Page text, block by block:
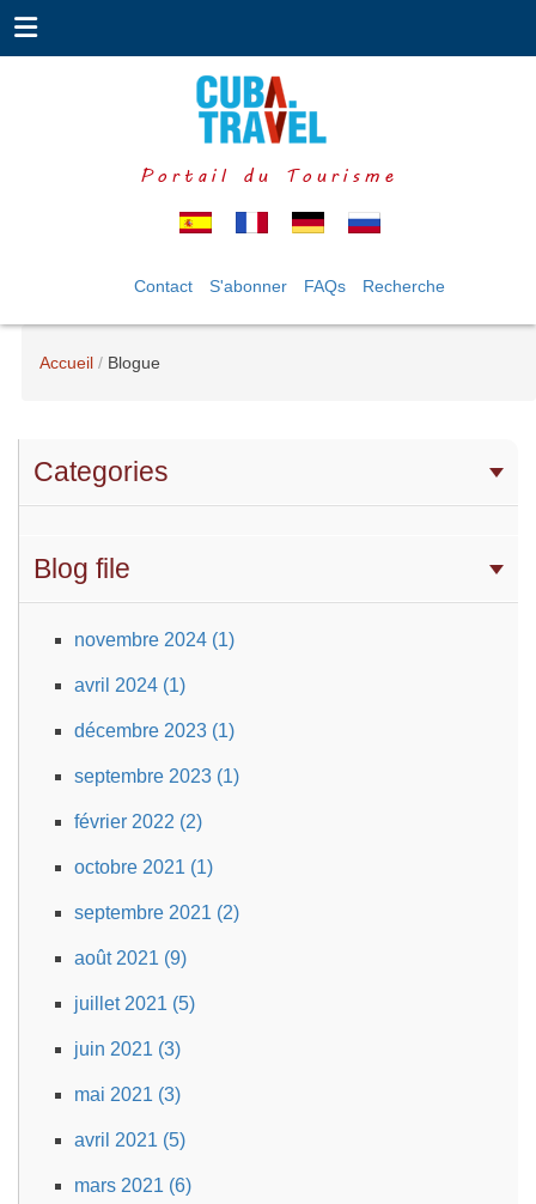
Portail du Tourisme
Contact S'abonner FAQs Recherche
Accueil Blogue
Categories
Blog file
novembre 2024 (1)
avril 2024 (1)
décembre 2023 (1)
septembre 2023 (1)
février 2022 (2)
octobre 2021 (1)
septembre 2021 (2)
août 2021 (9)
juillet 2021 (5)
juin 2021 (3)
mai 2021 (3)
avril 2021 (5)
mars 2021 (6)